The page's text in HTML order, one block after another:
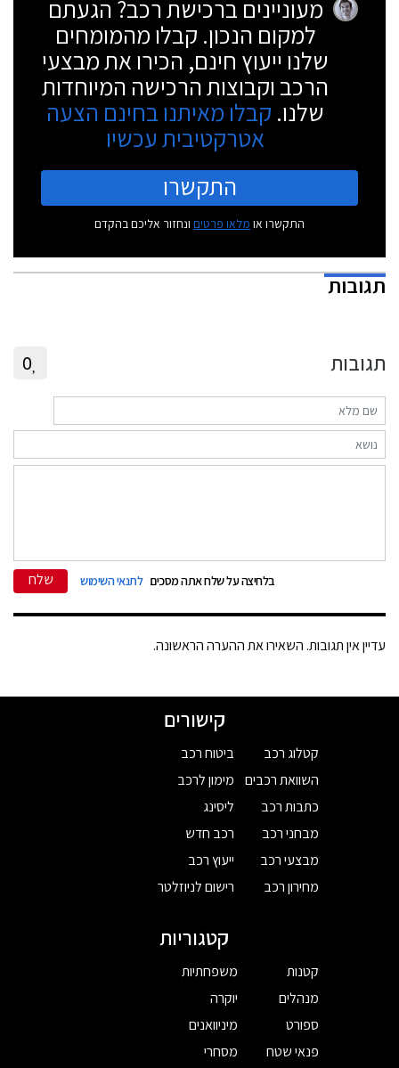
מעוניינים ברכישת רכב? הגעתם
למקום הנכון. קבלו מהמומחים
שלנו ייעוץ חינם, הכירו את מבצעי
הרכב וקבוצות הרכישה המיוחדות
שלנו. קבלו מאיתנו בחינם הצעה
אטרקטיבית עכשיו
התקשרו
התקשרו או מלאו פרטים ונחזור אליכם בהקדם
תגובות
תגובות 0
בלחיצה על שלח אתה מסכים לתנאי השימוש שלח
עדיין אין תגובות. השאירו את ההערה הראשונה.
קישורים
קטלוג רכב
השוואת רכבים
כתבות רכב
מבחני רכב
מבצעי רכב
מחירון רכב
ביטוח רכב
מימון לרכב
ליסינג
רכב חדש
ייעוץ רכב
רישום לניוזלטר
קטגוריות
קטנות
מנהלים
ספורט
פנאי שטח
משפחתיות
יוקרה
מיניוואנים
מסחרי